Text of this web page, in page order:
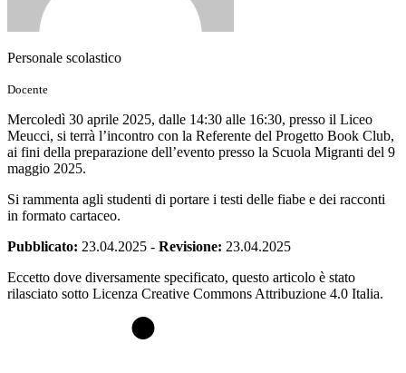
Personale scolastico
Docente
Mercoledì 30 aprile 2025, dalle 14:30 alle 16:30, presso il Liceo
Meucci, si terrà l’incontro con la Referente del Progetto Book Club,
ai fini della preparazione dell’evento presso la Scuola Migranti del 9
maggio 2025.
Si rammenta agli studenti di portare i testi delle fiabe e dei racconti
in formato cartaceo.
Pubblicato: 23.04.2025 - Revisione: 23.04.2025
Eccetto dove diversamente specificato, questo articolo è stato
rilasciato sotto Licenza Creative Commons Attribuzione 4.0 Italia.